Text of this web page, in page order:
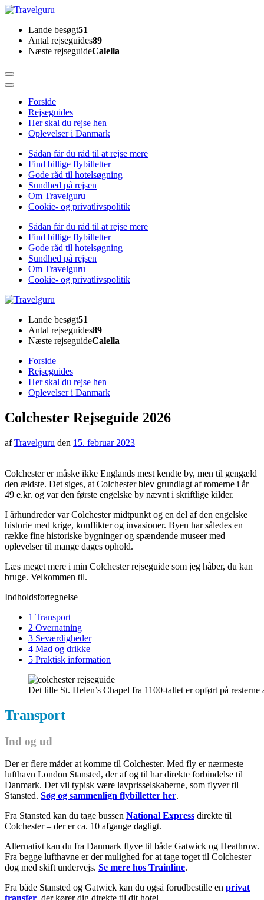
Skip
content
(Press
Enter)
TravelguruLande besøgt51
Antal rejseguides89
Næste rejseguideCalella
Forside
Rejseguides
Her skal du rejse hen
Oplevelser i Danmark
Sådan får du råd til at rejse mere
Find billige flybilletter
Gode råd til hotelsøgning
Sundhed på rejsen
Om Travelguru
Cookie- og privatlivspolitik
Sådan får du råd til at rejse mere
Find billige flybilletter
Gode råd til hotelsøgning
Sundhed på rejsen
Om Travelguru
Cookie- og privatlivspolitik
TravelguruLande besøgt51
Antal rejseguides89
Næste rejseguideCalella
Forside
Rejseguides
Her skal du rejse hen
Oplevelser i Danmark
Colchester Rejseguide 2026
afTravelguru den 15. februar 2023
Colchester er måske ikke Englands mest kendte by, men til gengæld
den ældste. Det siges, at Colchester blev grundlagt af romerne i år
49 e.kr. og var den første engelske by nævnt i skriftlige kilder.
I århundreder var Colchester midtpunkt og en del af den engelske
historie med krige, konflikter og invasioner. Byen har således en
række fine historiske bygninger og spændende museer med
oplevelser til mange dages ophold.
Læs meget mere i min Colchester rejseguide som jeg håber, du kan
bruge. Velkommen til.
Indholdsfortegnelse
1 Transport
2 Overnatning
3 Seværdigheder
4 Mad og drikke
5 Praktisk information
Det lille St. Helen’s Chapel fra 1100-tallet er opført på
Transport
Ind og ud
Der er flere måder at komme til Colchester. Med fly er nærmeste
lufthavn London Stansted, der af og til har direkte forbindelse til
Danmark. Det vil typisk være lavprisselskaberne, som flyver til
Stansted. Søg og sammenlign flybilletter her.
Fra Stansted kan du tage bussen National Express direkte til
Colchester – der er ca. 10 afgange dagligt.
Alternativt kan du fra Danmark flyve til både Gatwick og Heathrow.
Fra begge lufthavne er der mulighed for at tage toget til Colchester –
dog med skift undervejs. Se mere hos Trainline.
Fra både Stansted og Gatwick kan du også forudbestille en privat